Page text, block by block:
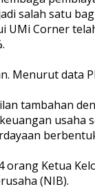
salah satu
Corner
data
tambahan
usaha
Ketua
(NIB).